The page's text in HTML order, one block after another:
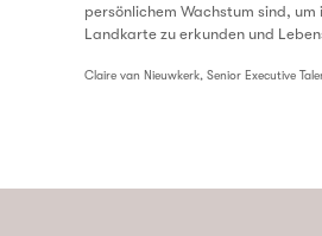
persönlichem Wachstum sind, um
Landkarte zu erkunden und
Claire van Nieuwkerk, Senior Executive